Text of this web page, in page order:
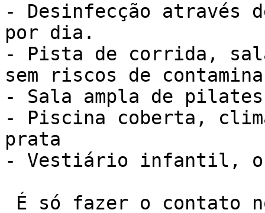
- Desinfecção
por dia.
- Pista de corrida,
sem riscos de
- Sala ampla de pilates
- Piscina coberta,
prata
- Vestiário infantil, o